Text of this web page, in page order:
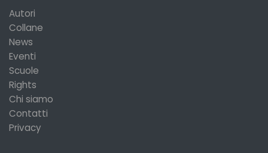
Autori
Collane
News
Eventi
Scuole
Rights
Chi siamo
Contatti
Privacy